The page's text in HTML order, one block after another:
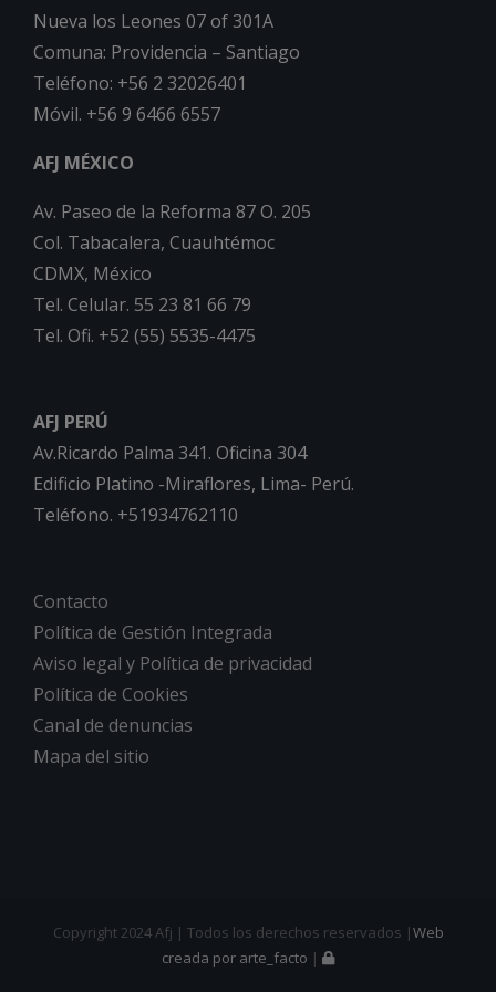
Nueva los Leones 07 of 301A
Comuna: Providencia – Santiago
Teléfono: +56 2 32026401
Móvil. +56 9 6466 6557
AFJ MÉXICO
Av. Paseo de la Reforma 87 O. 205
Col. Tabacalera, Cuauhtémoc
CDMX, México
Tel. Celular. 55 23 81 66 79
Tel. Ofi. +52 (55) 5535-4475
AFJ PERÚ
Av.Ricardo Palma 341. Oficina 304
Edificio Platino -Miraflores, Lima- Perú.
Teléfono. +51934762110
Contacto
Política de Gestión Integrada
Aviso legal y Política de privacidad
Política de Cookies
Canal de denuncias
Mapa del sitio
Copyright 2024 Afj | Todos los derechos reservados |Web
creada por arte_facto |